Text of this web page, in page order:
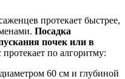
протекает быстрее,
Посадка
почек или в
по алгоритму:
60 см и глубиной